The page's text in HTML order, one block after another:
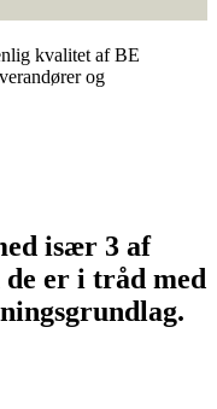
kvalitet af BE
og
især 3 af
de er i tråd med